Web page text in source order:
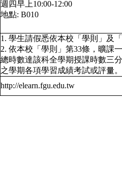
週四早上10:00-12:00
地點: B010
1. 學生請假悉依本校「學則」及
2. 依本校「學則」第33條，曠課
總時數達該科全學期授課時數三
之學期各項學習成績考試或評量。
http://elearn.fgu.edu.tw